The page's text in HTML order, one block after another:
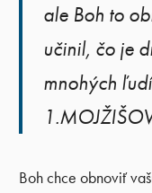
ale Boh to
učinil, čo je
mnohých
Boh chce obnoviť